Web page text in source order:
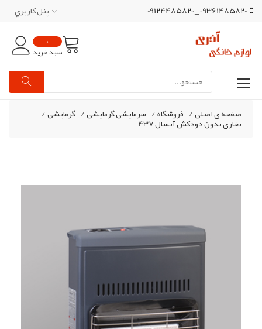
09361485820 _ 09124485820 پنل کاربري
0
سبد خرید
صفحه ی اصلی/ فروشگاه/ سرمایشی گرمایشی/ گرمایشی/
بخاری بدون دودکش آبسال 437